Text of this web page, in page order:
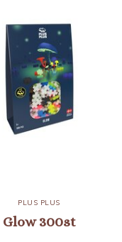
PLUS PLUS
Glow 300st